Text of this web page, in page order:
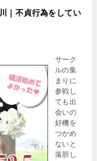
｜不貞行為をしてい
サーク
ルの集
まりに
参戦し
ても出
会いの
好機を
つかめ
ないと
落胆し